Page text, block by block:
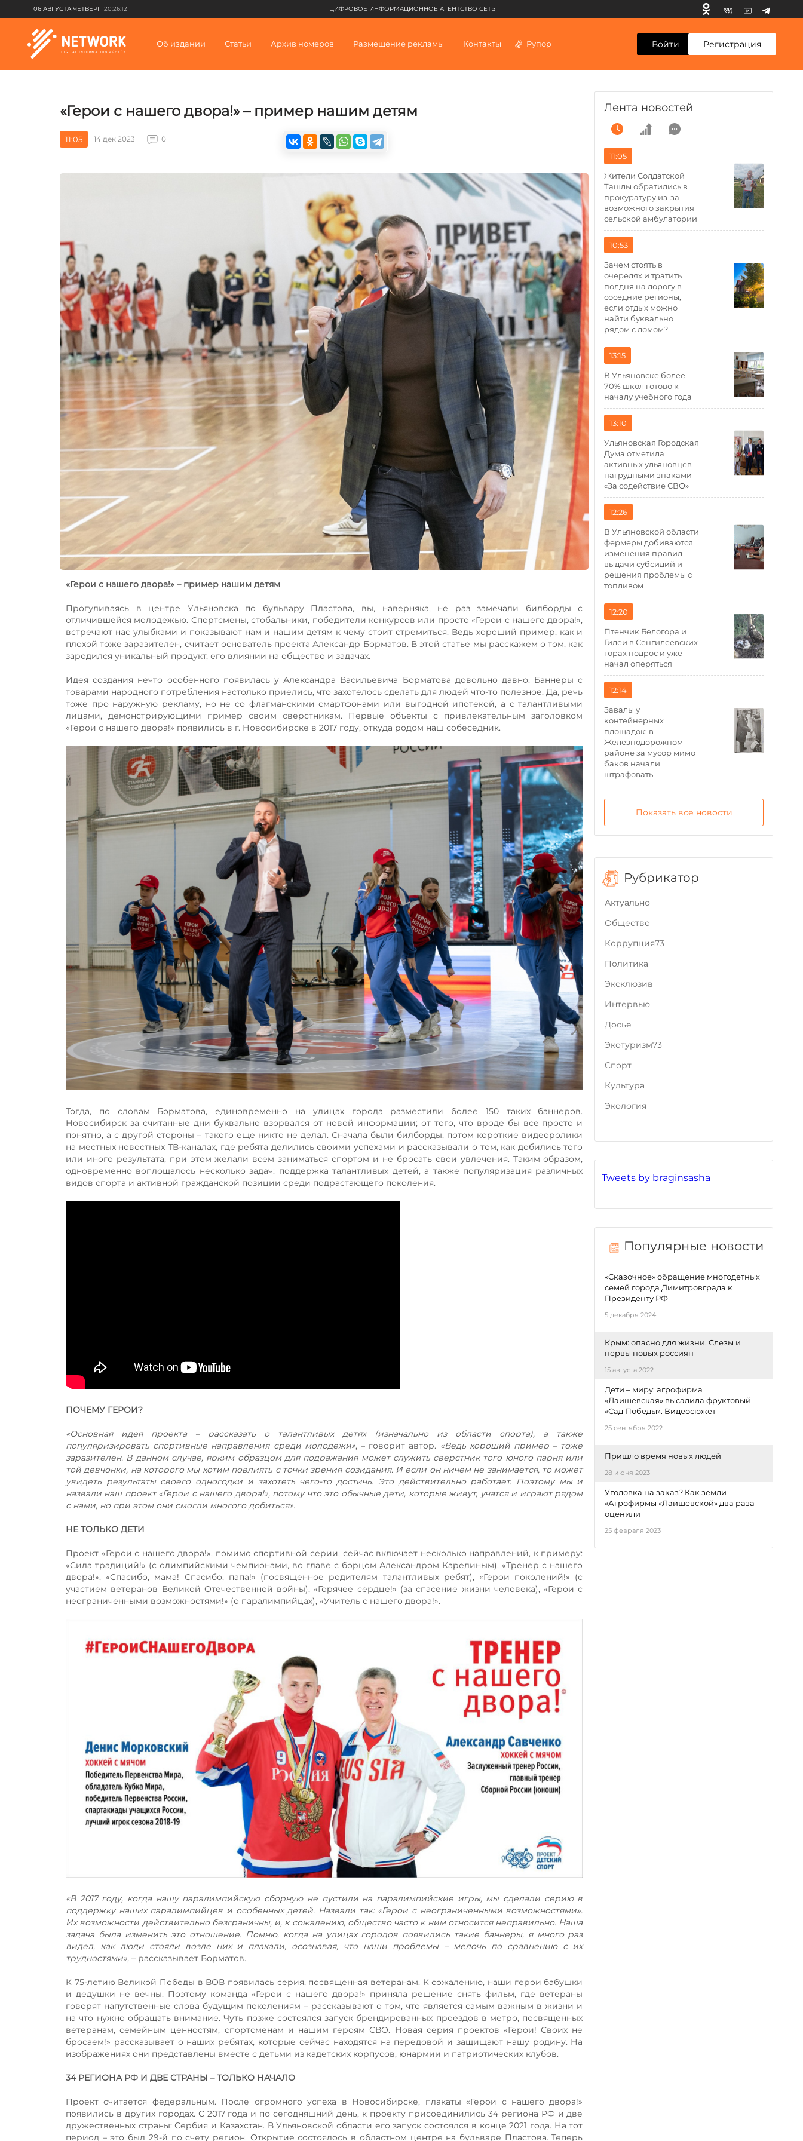
06 АВГУСТА ЧЕТВЕРГ 20:26:12 ЦИФРОВОЕ ИНФОРМАЦИОННОЕ АГЕНТСТВО СЕТЬ
Об издании Статьи Архив номеров Размещение рекламы Контакты Рупор Войти Регистрация
«Герои с нашего двора!» – пример нашим детям
11:05 14 дек 2023 0
«Герои с нашего двора!» – пример нашим детям
Прогуливаясь в центре Ульяновска по бульвару Пластова, вы, наверняка, не раз замечали билборды с
отличившейся молодежью. Спортсмены, стобальники, победители конкурсов или просто «Герои с нашего двора!»,
встречают нас улыбками и показывают нам и нашим детям к чему стоит стремиться. Ведь хороший пример, как и
плохой тоже заразителен, считает основатель проекта Александр Борматов. В этой статье мы расскажем о том, как
зародился уникальный продукт, его влиянии на общество и задачах.
Идея создания нечто особенного появилась у Александра Васильевича Борматова довольно давно. Баннеры с
товарами народного потребления настолько приелись, что захотелось сделать для людей что-то полезное. Да, речь
тоже про наружную рекламу, но не со флагманскими смартфонами или выгодной ипотекой, а с талантливыми
лицами, демонстрирующими пример своим сверстникам. Первые объекты с привлекательным заголовком
«Герои с нашего двора!» появились в г. Новосибирске в 2017 году, откуда родом наш собеседник.
Тогда, по словам Борматова, единовременно на улицах города разместили более 150 таких баннеров.
Новосибирск за считанные дни буквально взорвался от новой информации; от того, что вроде бы все просто и
понятно, а с другой стороны – такого еще никто не делал. Сначала были билборды, потом короткие видеоролики
на местных новостных ТВ-каналах, где ребята делились своими успехами и рассказывали о том, как добились того
или иного результата, при этом желали всем заниматься спортом и не бросать свои увлечения. Таким образом,
одновременно воплощалось несколько задач: поддержка талантливых детей, а также популяризация различных
видов спорта и активной гражданской позиции среди подрастающего поколения.
ПОЧЕМУ ГЕРОИ?
«Основная идея проекта – рассказать о талантливых детях (изначально из области спорта), а также
популяризировать спортивные направления среди молодежи», – говорит автор. «Ведь хороший пример – тоже
заразителен. В данном случае, ярким образцом для подражания может служить сверстник того юного парня или
той девчонки, на которого мы хотим повлиять с точки зрения созидания. И если он ничем не занимается, то может
увидеть результаты своего одногодки и захотеть чего-то достичь. Это действительно работает. Поэтому мы и
назвали наш проект «Герои с нашего двора!», потому что это обычные дети, которые живут, учатся и играют рядом
с нами, но при этом они смогли многого добиться».
НЕ ТОЛЬКО ДЕТИ
Проект «Герои с нашего двора!», помимо спортивной серии, сейчас включает несколько направлений, к примеру:
«Сила традиций!» (с олимпийскими чемпионами, во главе с борцом Александром Карелиным), «Тренер с нашего
двора!», «Спасибо, мама! Спасибо, папа!» (посвященное родителям талантливых ребят), «Герои поколений!» (с
участием ветеранов Великой Отечественной войны), «Горячее сердце!» (за спасение жизни человека), «Герои с
неограниченными возможностями!» (о паралимпийцах), «Учитель с нашего двора!».
«В 2017 году, когда нашу паралимпийскую сборную не пустили на паралимпийские игры, мы сделали серию в
поддержку наших паралимпийцев и особенных детей. Назвали так: «Герои с неограниченными возможностями».
Их возможности действительно безграничны, и, к сожалению, общество часто к ним относится неправильно. Наша
задача была изменить это отношение. Помню, когда на улицах городов появились такие баннеры, я много раз
видел, как люди стояли возле них и плакали, осознавая, что наши проблемы – мелочь по сравнению с их
трудностями», – рассказывает Борматов.
К 75-летию Великой Победы в ВОВ появилась серия, посвященная ветеранам. К сожалению, наши герои бабушки
и дедушки не вечны. Поэтому команда «Герои с нашего двора!» приняла решение снять фильм, где ветераны
говорят напутственные слова будущим поколениям – рассказывают о том, что является самым важным в жизни и
на что нужно обращать внимание. Чуть позже состоялся запуск брендированных проездов в метро, посвященных
ветеранам, семейным ценностям, спортсменам и нашим героям СВО. Новая серия проектов «Герои! Своих не
бросаем!» рассказывает о наших ребятах, которые сейчас находятся на передовой и защищают нашу родину. На
изображениях они представлены вместе с детьми из кадетских корпусов, юнармии и патриотических клубов.
34 РЕГИОНА РФ И ДВЕ СТРАНЫ – ТОЛЬКО НАЧАЛО
Проект считается федеральным. После огромного успеха в Новосибирске, плакаты «Герои с нашего двора!»
появились в других городах. С 2017 года и по сегодняшний день, к проекту присоединились 34 региона РФ и две
дружественных страны: Сербия и Казахстан. В Ульяновской области его запуск состоялся в конце 2021 года. На тот
период – это был 29-й по счету регион. Открытие состоялось в областном центре на бульваре Пластова. Теперь
Tweets by braginsasha
Популярные новости
«Сказочное» обращение многодетных
семей города Димитровграда к
Президенту РФ
5 декабря 2024
Крым: опасно для жизни. Слезы и
нервы новых россиян
15 августа 2022
Дети – миру: агрофирма
«Лаишевская» высадила фруктовый
«Сад Победы». Видеосюжет
25 сентября 2022
Пришло время новых людей
28 июня 2023
Уголовка на заказ? Как земли
«Агрофирмы «Лаишевской» два раза
оценили
25 февраля 2023
Лента новостей
11:05
Жители Солдатской
Ташлы обратились в
прокуратуру из-за
возможного закрытия
сельской амбулатории
10:53
Зачем стоять в
очередях и тратить
полдня на дорогу в
соседние регионы,
если отдых можно
найти буквально
рядом с домом?
13:15
В Ульяновске более
70% школ готово к
началу учебного года
13:10
Ульяновская Городская
Дума отметила
активных ульяновцев
нагрудными знаками
«За содействие СВО»
12:26
В Ульяновской области
фермеры добиваются
изменения правил
выдачи субсидий и
решения проблемы с
топливом
12:20
Птенчик Белогора и
Гилеи в Сенгилеевских
горах подрос и уже
начал оперяться
12:14
Завалы у
контейнерных
площадок: в
Железнодорожном
районе за мусор мимо
баков начали
штрафовать
Показать все новости
Рубрикатор
Актуально
Общество
Коррупция73
Политика
Эксклюзив
Интервью
Досье
Экотуризм73
Cпорт
Культура
Экология